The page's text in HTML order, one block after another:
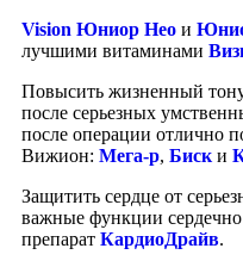
Vision Юниор Нео и
лучшими витаминами
Повысить жизненный
после серьезных
после операции отлично
Вижион: Мега-р, Биск и
Защитить сердце от
важные функции
препарат КардиоДрайв.